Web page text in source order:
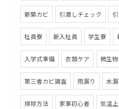
新築カビ 引渡しチェック
社員寮 新入社員 学生寮
入学式準備 衣類ケア 微生
第三者カビ調査 雨漏り 水
掃除方法 家事初心者 気温